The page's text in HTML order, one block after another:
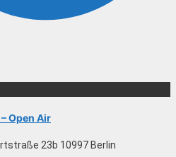
Open Air
23b 10997 Berlin